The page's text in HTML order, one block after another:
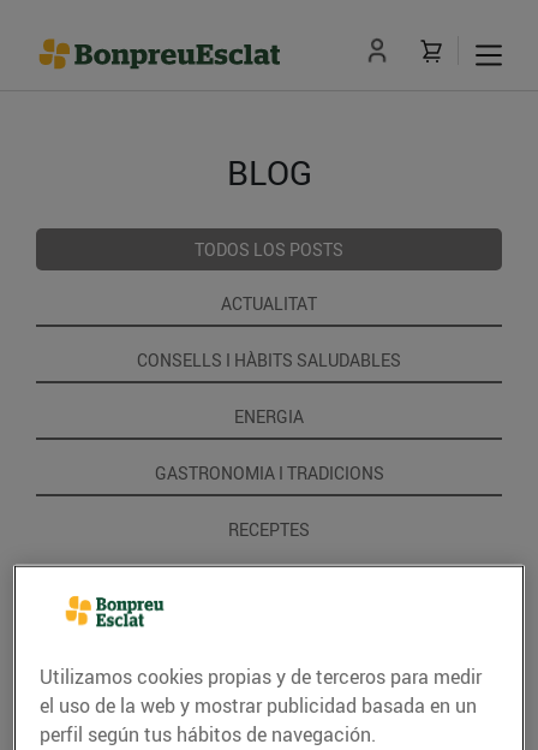
BLOG
TODOS LOS POSTS
ACTUALITAT
CONSELLS I HÀBITS SALUDABLES
ENERGIA
GASTRONOMIA I TRADICIONS
RECEPTES
Utilizamos cookies propias y de terceros para medir
el uso de la web y mostrar publicidad basada en un
perfil según tus hábitos de navegación.